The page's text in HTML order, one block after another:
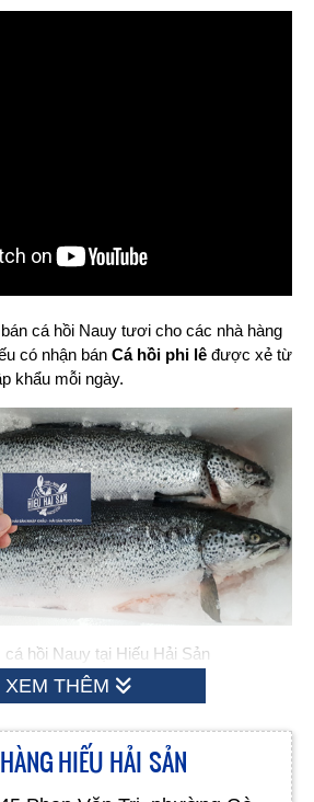
cá hồi Nauy tươi cho các nhà hàng
có nhận bán Cá hồi phi lê được xẻ từ
khẩu mỗi ngày.
cá hồi Nauy tại Hiếu Hải Sản
XEM THÊM
HIẾU HẢI SẢN